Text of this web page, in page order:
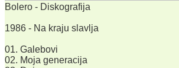
Bolero - Diskografija
1986 - Na kraju slavlja
01. Galebovi
02. Moja generacija